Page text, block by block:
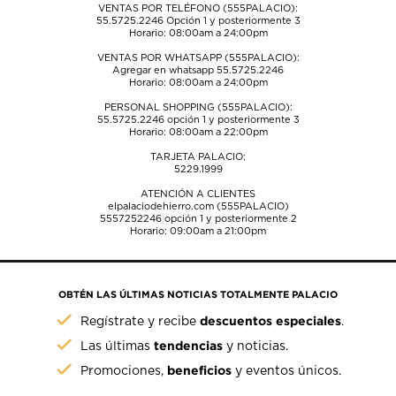
VENTAS POR TELÉFONO (555PALACIO):
55.5725.2246Opción 1 y posteriormente 3
Horario: 08:00am a 24:00pm
VENTAS POR WHATSAPP (555PALACIO):
Agregar en whatsapp 55.5725.2246
Horario: 08:00am a 24:00pm
PERSONAL SHOPPING (555PALACIO):
55.5725.2246opción 1 y posteriormente 3
Horario: 08:00am a 22:00pm
TARJETA PALACIO:
5229.1999
ATENCIÓN A CLIENTES
elpalaciodehierro.com (555PALACIO)
5557252246opción 1 y posteriormente 2
Horario: 09:00am a 21:00pm
OBTÉN LAS ÚLTIMAS NOTICIAS TOTALMENTE PALACIO
Regístrate y recibedescuentos especiales.
Las últimastendencias y noticias.
Promociones, beneficios y eventos únicos.